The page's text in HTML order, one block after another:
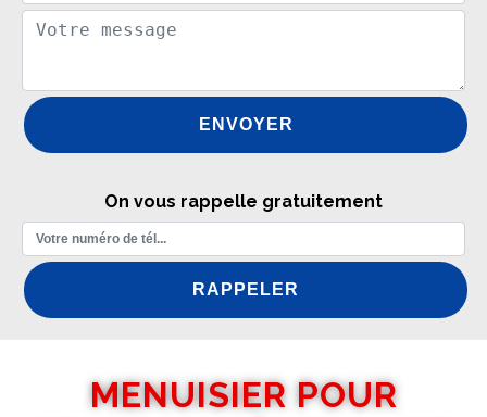
On vous rappelle gratuitement
MENUISIER POUR